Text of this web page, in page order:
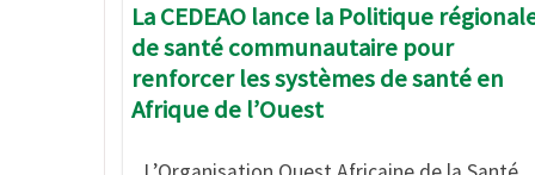
La CEDEAO lance la Politique
de santé communautaire pour
renforcer les systèmes de santé en
Afrique de l’Ouest